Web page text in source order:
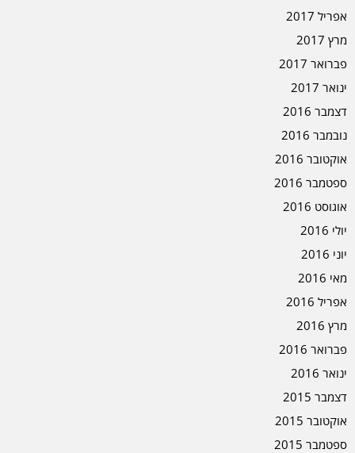
אפריל 2017
מרץ 2017
פברואר 2017
ינואר 2017
דצמבר 2016
נובמבר 2016
אוקטובר 2016
ספטמבר 2016
אוגוסט 2016
יולי 2016
יוני 2016
מאי 2016
אפריל 2016
מרץ 2016
פברואר 2016
ינואר 2016
דצמבר 2015
אוקטובר 2015
ספטמבר 2015